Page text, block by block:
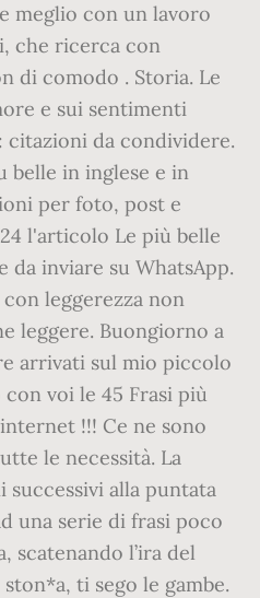
meglio con un lavoro
che ricerca con
di comodo . Storia. Le
e sui sentimenti
citazioni da condividere.
belle in inglese e in
per foto, post e
l'articolo Le più belle
da inviare su WhatsApp.
leggerezza non
leggere. Buongiorno a
arrivati sul mio piccolo
voi le 45 Frasi più
!!! Ce ne sono
le necessità. La
alla puntata
una serie di frasi poco
scatenando l’ira del
ti sego le gambe.